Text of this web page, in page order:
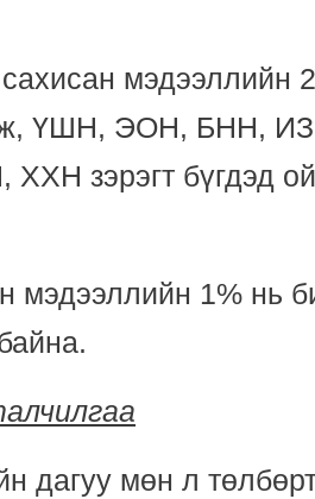
мэдээллийн
ҮШН, ЭОН, БНН,
зэрэгт бүгдэд
мэдээллийн 1% нь
дагуу мөн л